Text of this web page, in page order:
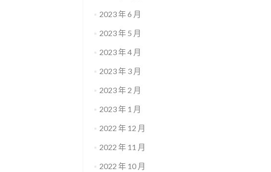
2023 年 6 月
2023 年 5 月
2023 年 4 月
2023 年 3 月
2023 年 2 月
2023 年 1 月
2022 年 12 月
2022 年 11 月
2022 年 10 月